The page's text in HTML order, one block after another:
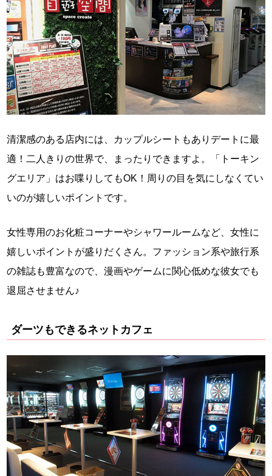
清潔感のある店内には、カップルシートもありデートに最
適！二人きりの世界で、まったりできますよ。「トーキン
グエリア」はお喋りしてもOK！周りの目を気にしなくてい
いのが嬉しいポイントです。
女性専用のお化粧コーナーやシャワールームなど、女性に
嬉しいポイントが盛りだくさん。ファッション系や旅行系
の雑誌も豊富なので、漫画やゲームに関心低めな彼女でも
退屈させません♪
ダーツもできるネットカフェ